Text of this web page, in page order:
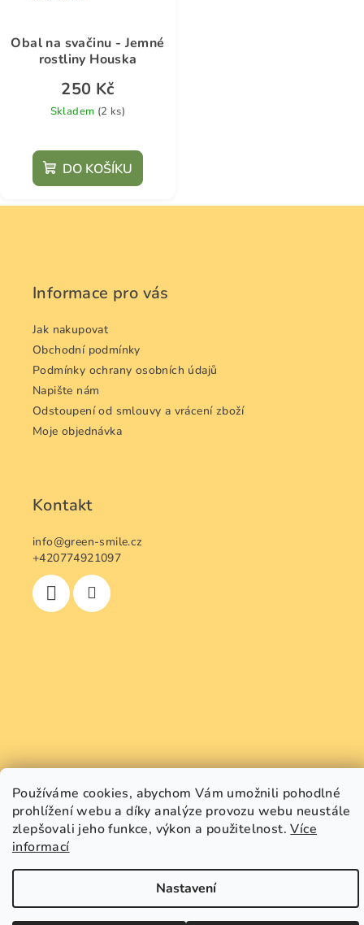
Používáme cookies, abychom Vám umožnili pohodlné
prohlížení webu a díky analýze provozu webu neustále
zlepšovali jeho funkce, výkon a použitelnost.Více
informací
Nastavení
Obal na svačinu - Jemné
rostliny Houska
250 Kč
Skladem (2 ks)
DO KOŠÍKU
Informace pro vás
Jak nakupovat
Obchodní podmínky
Podmínky ochrany osobních údajů
Napište nám
Odstoupení od smlouvy a vrácení zboží
Moje objednávka
Kontakt
info@green-smile.cz
+420774921097
Copyright 2026
Vytvořil Shoptet